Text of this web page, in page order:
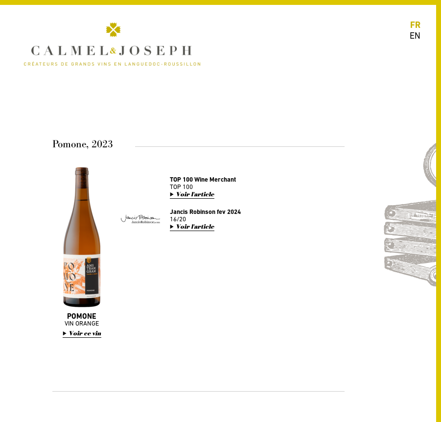
FR
EN
Pomone, 2023
POMONE
VIN ORANGE
Voir ce vin
TOP 100 Wine Merchant
TOP 100
Voir l'article
Jancis Robinson fev 2024
16/20
Voir l'article